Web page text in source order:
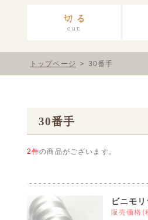
トップページ 30番手
30番手
2件の商品がございます。
ビニモ
販売価格(